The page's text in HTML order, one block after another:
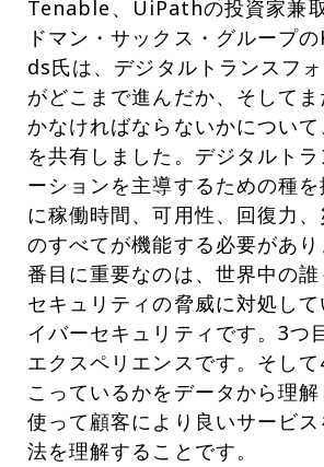
Tenable、UiPathの投資家兼
ドマン・サックス・グループ
ds氏は、デジタルトランスフ
がどこまで進んだか、そして
かなければならないかについて
を共有しました。デジタルト
ーションを主導するための種
に稼働時間、可用性、回復力
のすべてが機能する必要があ
番目に重要なのは、世界中の
セキュリティの脅威に対処し
イバーセキュリティです。3つ
エクスペリエンスです。そし
こっているかをデータから理
使って顧客により良いサービ
法を理解することです。